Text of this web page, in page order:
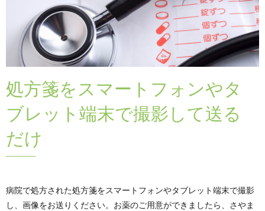
処方箋をスマートフォンやタ
ブレット端末で撮影して送る
だけ
病院で処方された処方箋をスマートフォンやタブレット端末で撮影
し、画像をお送りください。お薬のご用意ができましたら、さやま